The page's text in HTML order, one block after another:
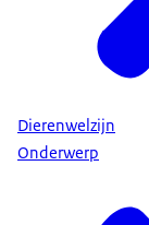
Dierenwelzijn
Onderwerp